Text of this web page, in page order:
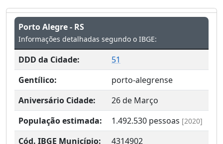
Porto Alegre - RS
Informações detalhadas segundo o IBGE:
DDD da Cidade:
51
Gentílico:
porto-alegrense
Aniversário Cidade:
26 de Março
População estimada:
1.492.530 pessoas [2020]
Cód. IBGE Município: 4314902